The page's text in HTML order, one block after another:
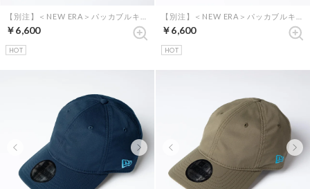
￥6,600
HOT
￥6,600
HOT